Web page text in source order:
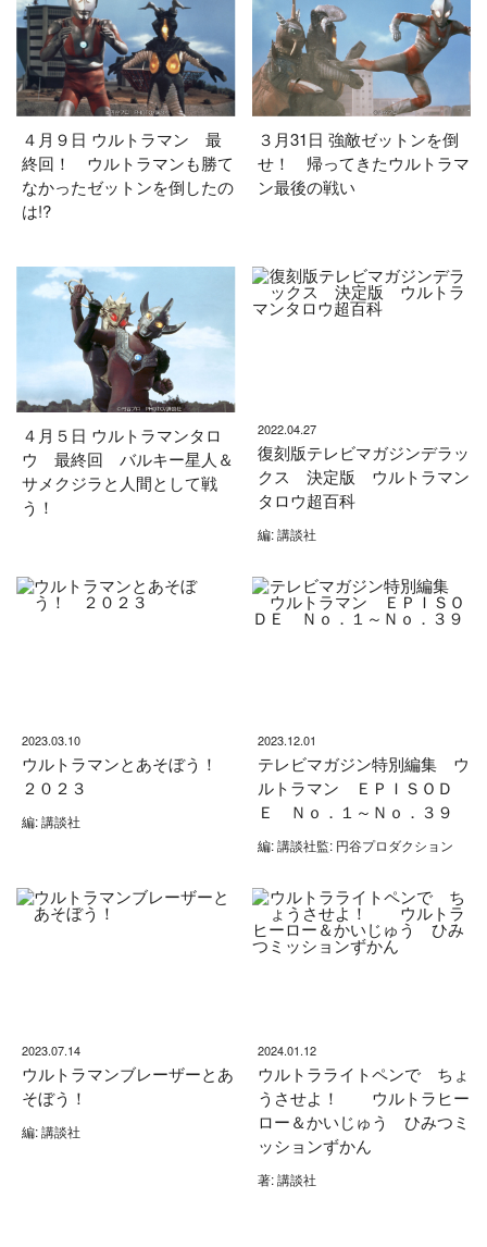
４月９日 ウルトラマン 最
終回！ ウルトラマンも勝て
なかったゼットンを倒したの
は!?
３月31日 強敵ゼットンを倒
せ！ 帰ってきたウルトラマ
ン最後の戦い
４月５日 ウルトラマンタロ
ウ 最終回 バルキー星人＆
サメクジラと人間として戦
う！
2022.04.27
復刻版テレビマガジンデラッ
クス 決定版 ウルトラマン
タロウ超百科
編: 講談社
2023.03.10
ウルトラマンとあそぼう！
２０２３
編: 講談社
2023.12.01
テレビマガジン特別編集 ウ
ルトラマン ＥＰＩＳＯＤ
Ｅ Ｎｏ．１～Ｎｏ．３９
編: 講談社監: 円谷プロダクション
2023.07.14
ウルトラマンブレーザーとあ
そぼう！
編: 講談社
2024.01.12
ウルトラライトペンで ちょ
うさせよ！ ウルトラヒー
ロー＆かいじゅう ひみつミ
ッションずかん
著: 講談社